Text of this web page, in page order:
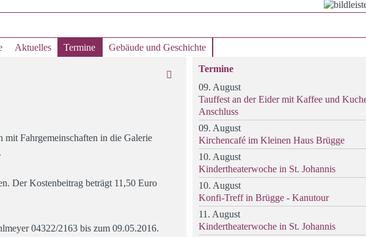
Aktuelles Termine Gebäude und Geschichte
Fahrgemeinschaften in die Galerie
Der Kostenbeitrag beträgt 11,50 Euro
04322/2163 bis zum 09.05.2016.
Termine
09. August
Tauffest an der Eider mit Kaffee und
Anschluss
09. August
Kirchencafé im Kleinen Haus Brügge
10. August
Kindertheaterwoche in St. Johannis
10. August
Konfi-Treff in Brügge - Kanutour
11. August
Kindertheaterwoche in St. Johannis